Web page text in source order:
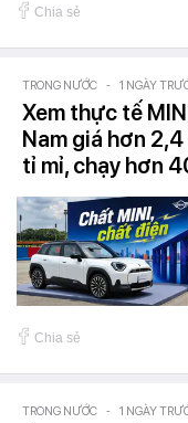
Chia sẻ
TRONG NƯỚC - 1 NGÀY
Xem thực tế
Nam giá hơn
tỉ mỉ, chạy hơn
Chia sẻ
TRONG NƯỚC - 1 NGÀY